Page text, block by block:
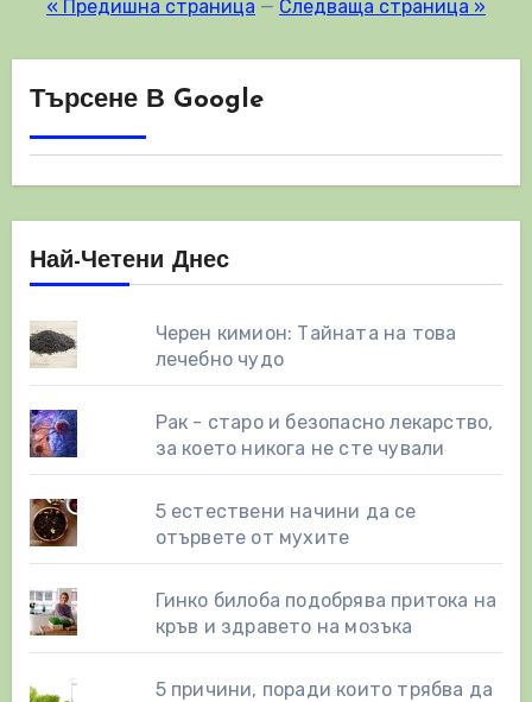
публикациите
на
страници
« Предишна страница — Следваща страница »
Търсене В Google
Най-Четени Днес
Черен кимион: Тайната на това
лечебно чудо
Рак - старо и безопасно лекарство,
за което никога не сте чували
5 естествени начини да се
отървете от мухите
Гинко билоба подобрява притока на
кръв и здравето на мозъка
5 причини, поради които трябва да